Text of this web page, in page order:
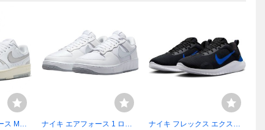
ス MEN
ナイキ エアフォース 1 ロー
ナイキ フレックス エクスペ